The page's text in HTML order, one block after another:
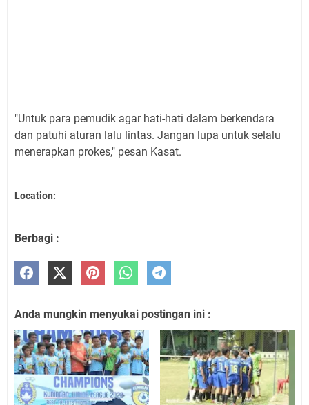
"Untuk para pemudik agar hati-hati dalam berkendara
dan patuhi aturan lalu lintas. Jangan lupa untuk selalu
menerapkan prokes," pesan Kasat.
Location:
Berbagi :
Anda mungkin menyukai postingan ini :